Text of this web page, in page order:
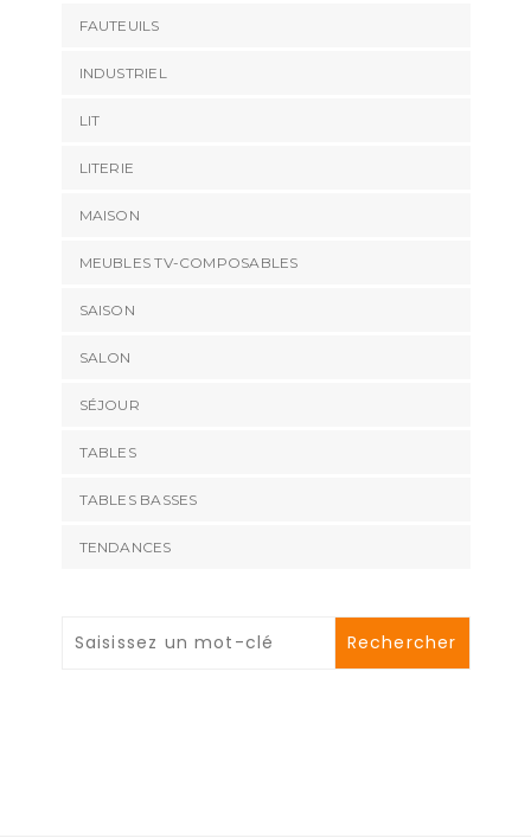
FAUTEUILS
INDUSTRIEL
LIT
LITERIE
MAISON
MEUBLES TV-COMPOSABLES
SAISON
SALON
SÉJOUR
TABLES
TABLES BASSES
TENDANCES